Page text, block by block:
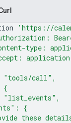
'https://
Bearer
type:
call",
{
{
these